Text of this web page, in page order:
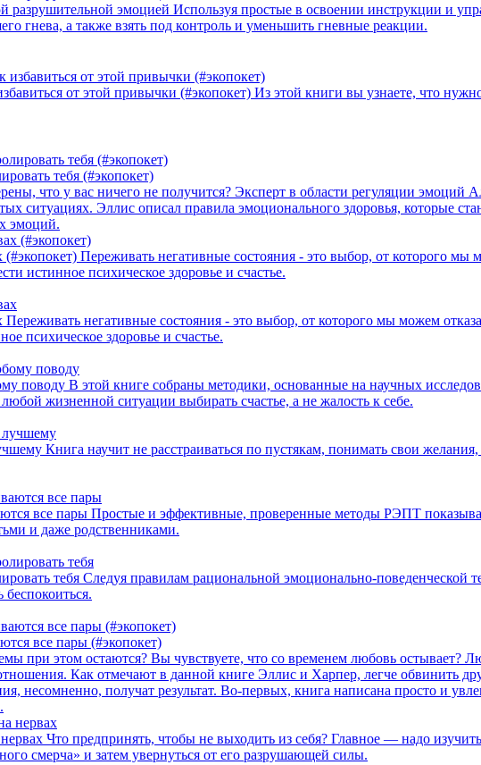
разрушительной эмоцией Используя простые в освоении инструкции и
гнева, а также взять под контроль и уменьшить гневные реакции.
от этой привычки (#экопокет) Из этой книги вы узнаете, что
тебя (#экопокет)
что у вас ничего не получится? Эксперт в области регуляции эмоций
ситуациях. Эллис описал правила эмоционального здоровья, которые
эмоций.
(#экопокет) Переживать негативные состояния - это выбор, от которого
истинное психическое здоровье и счастье.
Переживать негативные состояния - это выбор, от которого мы можем
психическое здоровье и счастье.
поводу В этой книге собраны методики, основанные на научных
жизненной ситуации выбирать счастье, а не жалость к себе.
Книга научит не расстраиваться по пустякам, понимать свои
все пары Простые и эффективные, проверенные методы РЭПТ
и даже родственниками.
тебя Следуя правилам рациональной эмоционально-
все пары (#экопокет)
при этом остаются? Вы чувствуете, что со временем любовь остывает?
Как отмечают в данной книге Эллис и Харпер, легче обвинить
несомненно, получат результат. Во-первых, книга написана просто и
Что предпринять, чтобы не выходить из себя? Главное — надо
смерча» и затем увернуться от его разрушающей силы.